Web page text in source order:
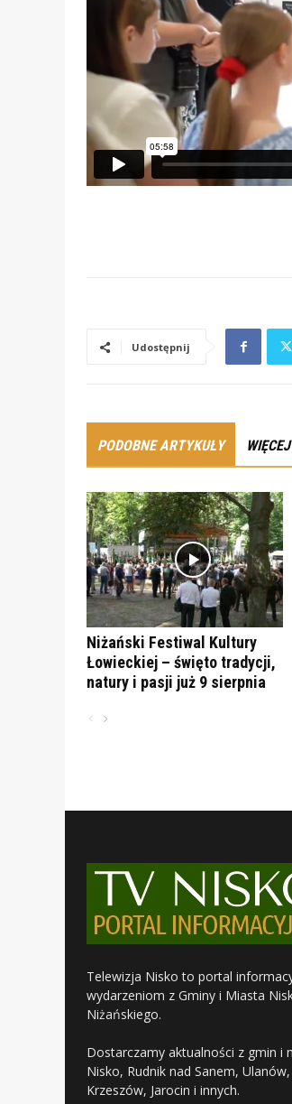
Udostępnij
PODOBNE ARTYKUŁY
Niżański Festiwal Kultury
Łowieckiej – święto tradycji,
natury i pasji już 9 sierpnia
Telewizja Nisko to portal
wydarzeniom z Gminy i Miasta
Niżańskiego.
Dostarczamy aktualności z gmin i
Nisko, Rudnik nad Sanem,
Krzeszów, Jarocin i innych.